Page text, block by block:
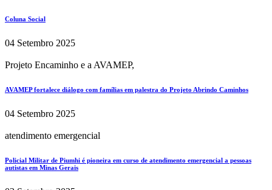
Coluna Social
04 Setembro 2025
Projeto Encaminho e a AVAMEP,
AVAMEP fortalece diálogo com famílias em palestra do Projeto Abrindo Caminhos
04 Setembro 2025
atendimento emergencial
Policial Militar de Piumhi é pioneira em curso de atendimento emergencial a pessoas
autistas em Minas Gerais